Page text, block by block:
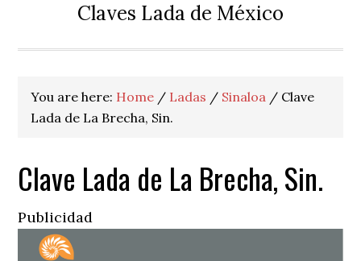
Claves Lada de México
You are here: Home / Ladas / Sinaloa / Clave
Lada de La Brecha, Sin.
Clave Lada de La Brecha, Sin.
Publicidad